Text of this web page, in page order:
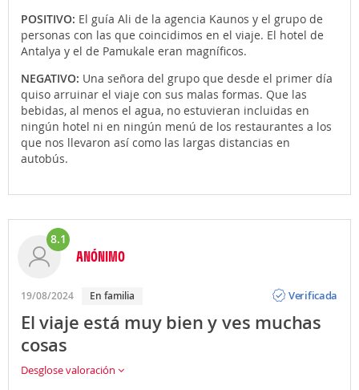
POSITIVO: El guía Ali de la agencia Kaunos y el grupo de
personas con las que coincidimos en el viaje. El hotel de
Antalya y el de Pamukale eran magníficos.
NEGATIVO: Una señora del grupo que desde el primer día
quiso arruinar el viaje con sus malas formas. Que las
bebidas, al menos el agua, no estuvieran incluidas en
ningún hotel ni en ningún menú de los restaurantes a los
que nos llevaron así como las largas distancias en
autobús.
8.1
ANÓNIMO
19/08/2024 En familia
Verificada
El viaje está muy bien y ves muchas
cosas
Desglose valoración